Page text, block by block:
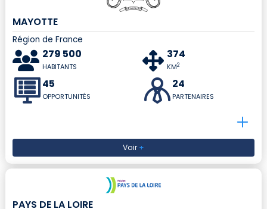
MAYOTTE
Région de France
279 500
HABITANTS
374
KM2
45
OPPORTUNITÉS
24
PARTENAIRES
Voir+
PAYS DE LA LOIRE